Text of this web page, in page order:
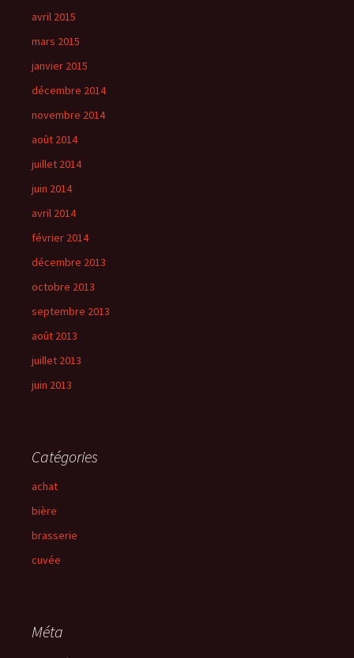
avril 2015
mars 2015
janvier 2015
décembre 2014
novembre 2014
août 2014
juillet 2014
juin 2014
avril 2014
février 2014
décembre 2013
octobre 2013
septembre 2013
août 2013
juillet 2013
juin 2013
Catégories
achat
bière
brasserie
cuvée
Méta